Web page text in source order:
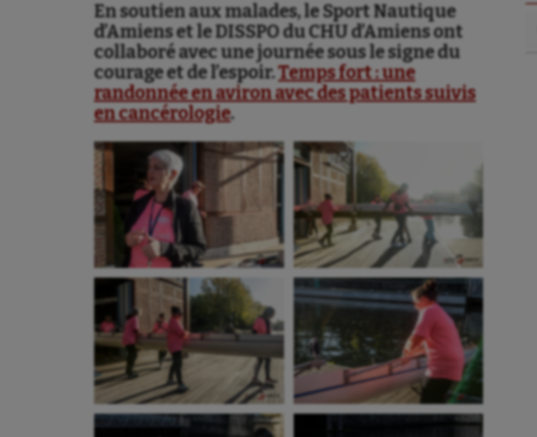
En soutien aux malades, le Sport Nautique
d’Amiens et le DISSPO du CHU d’Amiens ont
collaboré avec une journée sous le signe du
courage et de l’espoir.Temps fort : une
randonnée en aviron avec des patients suivis
en cancérologie.